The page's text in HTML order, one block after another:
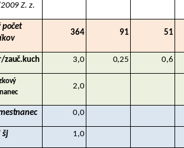
Z. z.
počet
364 91 51
zauč.kuch 3,0 0,25 0,6
2,0
0,0
šj 1,0